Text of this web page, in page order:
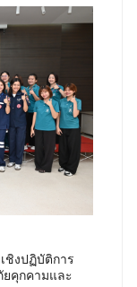
ชิงปฏิบัติการ
คุกคามและ